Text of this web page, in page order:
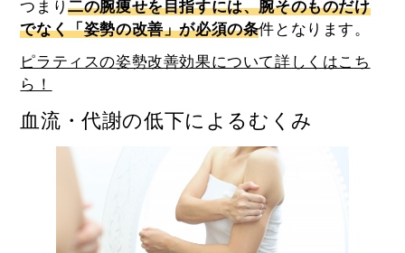
つまり二の腕痩せを目指すには、腕そのものだけ
でなく「姿勢の改善」が必須の条件となります。
ピラティスの姿勢改善効果について詳しくはこち
ら！
血流・代謝の低下によるむくみ